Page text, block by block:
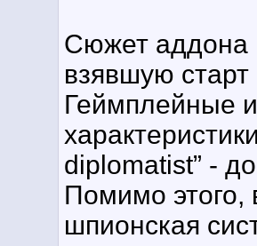
Сюжет аддона
взявшую
Геймплейные
diplomatist” -
Помимо этого,
шпионская